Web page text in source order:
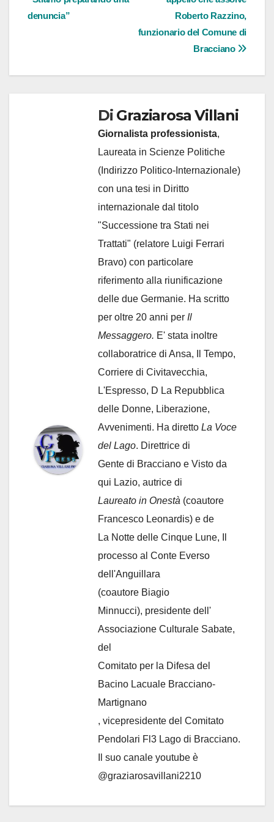
Roberto Razzino,
funzionario del Comune di
Bracciano
denuncia”
Di Graziarosa Villani
Giornalista professionista,
Laureata in Scienze Politiche
(Indirizzo Politico-Internazionale)
con una tesi in Diritto
internazionale dal titolo
"Successione tra Stati nei
Trattati" (relatore Luigi Ferrari
Bravo) con particolare
riferimento alla riunificazione
delle due Germanie. Ha scritto
per oltre 20 anni per Il
Messaggero. E' stata inoltre
collaboratrice di Ansa, Il Tempo,
Corriere di Civitavecchia,
L'Espresso, D La Repubblica
delle Donne, Liberazione,
Avvenimenti. Ha diretto La Voce
del Lago. Direttrice di
Gente di Bracciano e Visto da
qui Lazio, autrice di
Laureato in Onestà (coautore
Francesco Leonardis) e de
La Notte delle Cinque Lune, Il
processo al Conte Everso
dell'Anguillara
(coautore Biagio
Minnucci), presidente dell'
Associazione Culturale Sabate,
del
Comitato per la Difesa del
Bacino Lacuale Bracciano-
Martignano
, vicepresidente del Comitato
Pendolari Fl3 Lago di Bracciano.
Il suo canale youtube è
@graziarosavillani2210